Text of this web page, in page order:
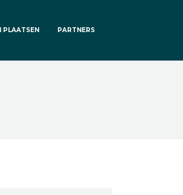
PLAATSEN PARTNERS